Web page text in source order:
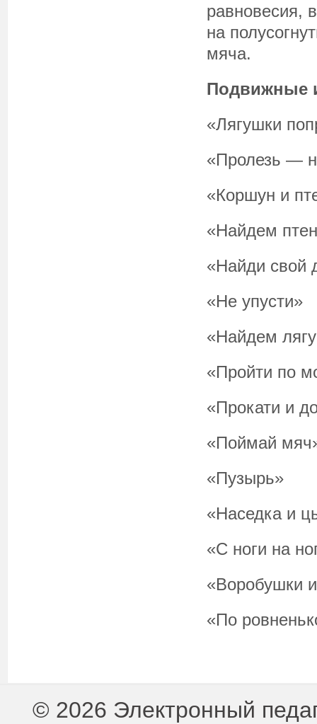
равновесия,
на
мяча.
Подвижные
«Лягушки
«Пролезь —
«Коршун и
«Найдем
«Найди свой
«Не упусти»
«Найдем
«Пройти по
«Прокати и
«Поймай
«Пузырь»
«Наседка и
«С ноги на
«Воробушки
«По
© 2026 Электронный